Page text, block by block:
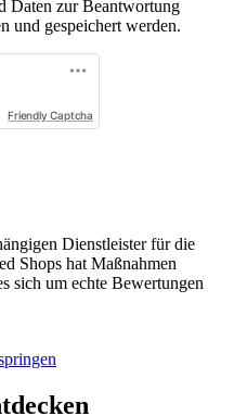
Daten zur Beantwortung
und gespeichert werden.
Friendly Captcha
Dienstleister für die
Shops hat Maßnahmen
sich um echte Bewertungen